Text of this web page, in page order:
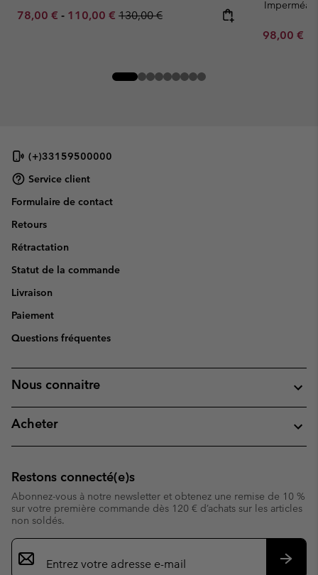
Minimum sale price:
78,00 € - Maximum sale price:
110,00 € Regular price:
130,00 €
Minimum
98,00 €
(+)33159500000
Service client
Formulaire de contact
Retours
Rétractation
Statut de la commande
Livraison
Paiement
Questions fréquentes
Nous connaitre
Acheter
Restons connecté(e)s
Abonnez-vous à notre newsletter et obtenez une remise de 10 %
sur votre première commande dès 120 € d’achats sur les articles
non soldés.
Inscription
par